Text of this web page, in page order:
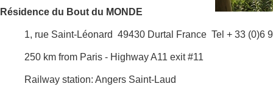
Résidence du Bout du MONDE
1, rue Saint-Léonard 49430 Durtal France Tel + 33 (0)6
250 km from Paris - Highway A11 exit #11
Railway station: Angers Saint-Laud